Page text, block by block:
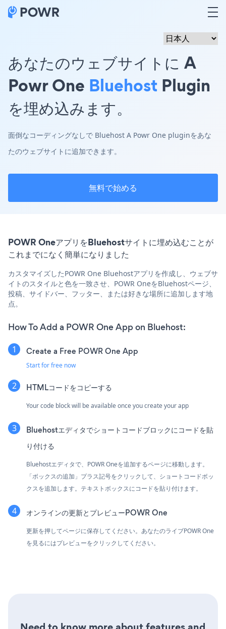
あなたのウェブサイトに A
Powr One Bluehost Plugin
を埋め込みます。
面倒なコーディングなしで Bluehost A Powr One pluginをあな
たのウェブサイトに追加できます。
無料で始める
POWR OneアプリをBluehostサイトに埋め込むことが
これまでになく簡単になりました
カスタマイズしたPOWR One Bluehostアプリを作成し、ウェブサ
イトのスタイルと色を一致させ、POWR OneをBluehostページ、
投稿、サイドバー、フッター、または好きな場所に追加します地
点。
How To Add a POWR One App on Bluehost:
Create a Free POWR One App
Start for free now
HTMLコードをコピーする
Your code block will be available once you create your app
Bluehostエディタでショートコードブロックにコードを貼
り付ける
Bluehostエディタで、POWR Oneを追加するページに移動します。
「ボックスの追加」プラス記号をクリックして、ショートコードボッ
クスを追加します。テキストボックスにコードを貼り付けます。
オンラインの更新とプレビューPOWR One
更新を押してページに保存してください。あなたのライブPOWR One
を見るにはプレビューをクリックしてください。